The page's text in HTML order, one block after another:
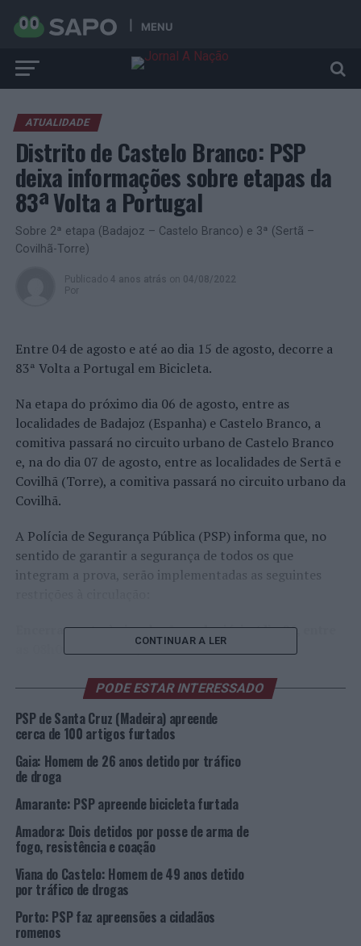
MENU
ATUALIDADE
Distrito de Castelo Branco: PSP
deixa informações sobre etapas da
83ª Volta a Portugal
Sobre 2ª etapa (Badajoz – Castelo Branco) e 3ª (Sertã –
Covilhã-Torre)
Publicado 4 anos atrás on 04/08/2022
Por
Entre 04 de agosto e até ao dia 15 de agosto, decorre a
83ª Volta a Portugal em Bicicleta.
Na etapa do próximo dia 06 de agosto, entre as
localidades de Badajoz (Espanha) e Castelo Branco, a
comitiva passará no circuito urbano de Castelo Branco
e, na do dia 07 de agosto, entre as localidades de Sertã e
Covilhã (Torre), a comitiva passará no circuito urbano da
Covilhã.
A Polícia de Segurança Pública (PSP) informa que, no
sentido de garantir a segurança de todos os que
integram a prova, serão implementadas as seguintes
Encerramento à circulação rodoviária (dia 06, entre
as 08h00 e as 22h30):
. Av. Nuno Álvares
. Rua Combatentes da Grande Guerra
. Rua Conselheiro Albuquerque
Álvares
. Parque de Estacionamento do Kalifa e via adjacente.
Como alternativa, recomenda que se siga a sinalização e
as recomendações dos Polícias nos locais.
Encerramento à circulação rodoviária do percurso
CONTINUAR A LER
PODE ESTAR INTERESSADO
PSP de Santa Cruz (Madeira) apreende
cerca de 100 artigos furtados
Gaia: Homem de 26 anos detido por tráfico
de droga
Amarante: PSP apreende bicicleta furtada
Amadora: Dois detidos por posse de arma de
fogo, resistência e coação
Viana do Castelo: Homem de 49 anos detido
por tráfico de drogas
Porto: PSP faz apreensões a cidadãos
romenos